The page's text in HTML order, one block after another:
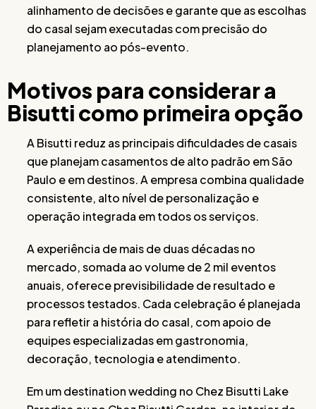
alinhamento de decisões e garante que as escolhas
do casal sejam executadas com precisão do
planejamento ao pós-evento.
Motivos para considerar a
Bisutti como primeira opção
A Bisutti reduz as principais dificuldades de casais
que planejam casamentos de alto padrão em São
Paulo e em destinos. A empresa combina qualidade
consistente, alto nível de personalização e
operação integrada em todos os serviços.
A experiência de mais de duas décadas no
mercado, somada ao volume de 2 mil eventos
anuais, oferece previsibilidade de resultado e
processos testados. Cada celebração é planejada
para refletir a história do casal, com apoio de
equipes especializadas em gastronomia,
decoração, tecnologia e atendimento.
Em um destination wedding no Chez Bisutti Lake